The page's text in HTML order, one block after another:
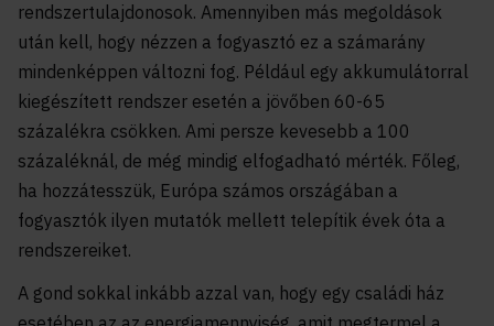
rendszertulajdonosok. Amennyiben más megoldások
után kell, hogy nézzen a fogyasztó ez a számarány
mindenképpen változni fog. Például egy akkumulátorral
kiegészített rendszer esetén a jövőben 60-65
százalékra csökken. Ami persze kevesebb a 100
százaléknál, de még mindig elfogadható mérték. Főleg,
ha hozzátesszük, Európa számos országában a
fogyasztók ilyen mutatók mellett telepítik évek óta a
rendszereiket.
A gond sokkal inkább azzal van, hogy egy családi ház